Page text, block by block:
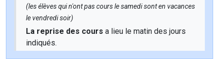
(les élèves qui n'ont pas cours le samedi sont en vacances
le vendredi soir)
La reprise des cours a lieu le matin des jours
indiqués.